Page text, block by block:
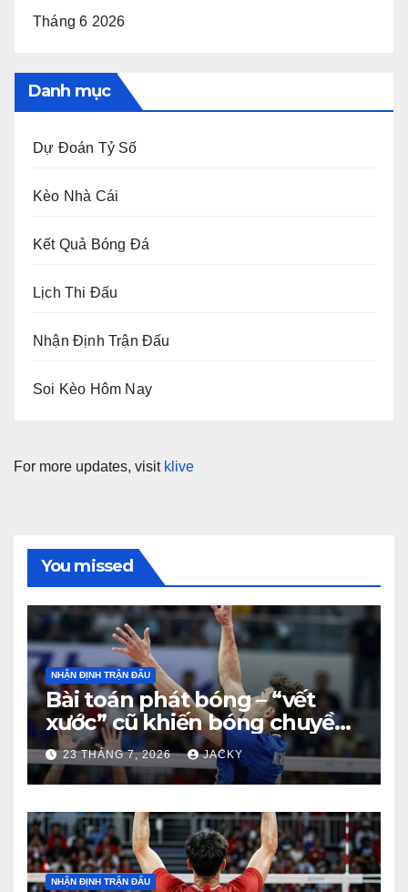
Tháng 6 2026
Danh mục
Dự Đoán Tỷ Số
Kèo Nhà Cái
Kết Quả Bóng Đá
Lịch Thi Đấu
Nhận Định Trận Đấu
Soi Kèo Hôm Nay
For more updates, visit klive
You missed
NHẬN ĐỊNH TRẬN ĐẤU
Bài toán phát bóng – “vết
xước” cũ khiến bóng chuyền
nam Việt Nam trả giá đắt
trước Thái Lan
23 THÁNG 7, 2026 JACKY
NHẬN ĐỊNH TRẬN ĐẤU